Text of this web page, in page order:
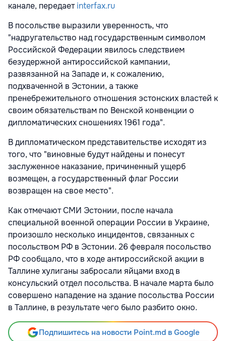
канале, передаетinterfax.ru
В посольстве выразили уверенность, что
"надругательство над государственным символом
Российской Федерации явилось следствием
безудержной антироссийской кампании,
развязанной на Западе и, к сожалению,
подхваченной в Эстонии, а также
пренебрежительного отношения эстонских властей к
своим обязательствам по Венской конвенции о
дипломатических сношениях 1961 года".
В дипломатическом представительстве исходят из
того, что "виновные будут найдены и понесут
заслуженное наказание, причиненный ущерб
возмещен, а государственный флаг России
возвращен на свое место".
Как отмечают СМИ Эстонии, после начала
специальной военной операции России в Украине,
произошло несколько инцидентов, связанных с
посольством РФ в Эстонии. 26 февраля посольство
РФ сообщало, что в ходе антироссийской акции в
Таллине хулиганы забросали яйцами вход в
консульский отдел посольства. В начале марта было
совершено нападение на здание посольства России
в Таллине, в результате чего было разбито окно.
Подпишитесь на новости Point.md в Google